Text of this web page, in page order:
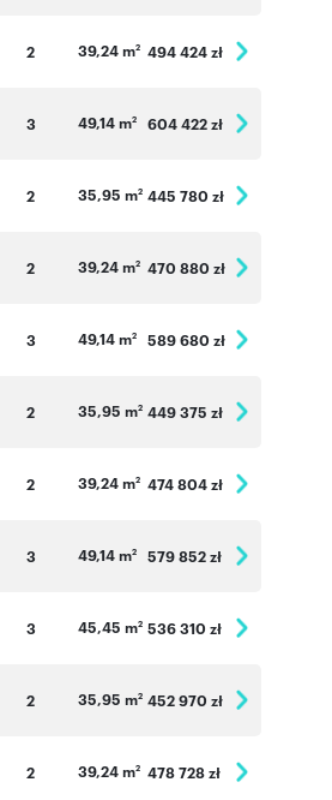
2 39,24 m2 494 424 zł
3 49,14 m2 604 422 zł
2 35,95 m2 445 780 zł
2 39,24 m2 470 880 zł
3 49,14 m2 589 680 zł
2 35,95 m2 449 375 zł
2 39,24 m2 474 804 zł
3 49,14 m2 579 852 zł
3 45,45 m2 536 310 zł
2 35,95 m2 452 970 zł
2 39,24 m2 478 728 zł